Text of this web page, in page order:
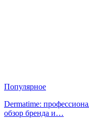
Популярное
Dermatime:
обзор бренда и…